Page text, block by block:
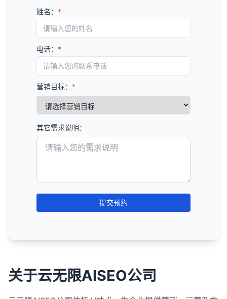
SEO视图，并制定更有效的优化策略。
更新和优化现有内容，提高质量和相关性。
填补内容差距，满足未被满足的用户需求。
改进内容结构和格式，提高可读性和用户体验。
B. 技术SEO策略
修复爬行错误和索引问题。
优化页面速度和Core Web Vitals。
优化网站架构和内部链接。
实施结构化数据。
C. 链接建设策略
修复损坏的链接。
监控和管理链接概况。
改善页面设计和布局。
改进内容可读性和格式。
优化转化路径和号召性用语。
名。
常用的SEO关键词研究工具
量和竞争度数据。
SEMrush：全面的SEO工具，提供关键词研究、
竞争分析等功能。
Ahrefs：强大的关键词研究和链接分析工具。
Moz Keyword Explorer
：提供关键词难度和机会
KeywordTool.io：从多个来源获取关键词建议。
AnswerThePublic：专注于问题型关键词和长尾
总结来说，使用SEO工具进行关键词研究是一个系统
排序，以及持续监控和优化。通过有效地使用SEO工
landscape，并制定数据驱动的关键词策略，从而提
高网站的搜索可见度和有机流量。
如服务器错误、重定向链、重复内容等。
按影响范围排序：
优先修复影响大量页面的问题。
如全局的元描述模板问题、图片优化问题等。
按修复难度排序：
可以先解决一些容易修复但影响较大的问题。
创建修复计划：
制定详细的修复计划和时间表。
分配责任人和资源。
设置检查点和验证步骤。
使用Google Search Console等工具监控技术问
题。
监控关键技术指标的变化，如页面速度、Core
总结来说，使用SEO工具进行网站技术审计是一个系
统性的过程，它涉及选择合适的工具、配置审计设
置、运行审计、分析报告、优先级排序和修复问题，
监控新链接：
设置新链接通知，及时了解新获得的链接。
分析新链接的质量和相关性。
监控丢失的链接：
监控丢失的链接，了解为什么链接被移除。
尝试恢复重要的丢失链接。
监控不良链接：
识别可能有害的链接（如来自垃圾网站的链
接）。
使用Google的不自然链接报告工具处理不良链
接。
定期进行外链审计，评估链接概况的健康状况。
调整链接建设策略，以获得更好的结果。
定期监控和分析外链概况。
内容差距分析
识别用户需求但网站尚未覆盖的主题。
分析竞争对手未覆盖的内容机会。
关键词机会分析
识别有搜索量但竞争度较低的关键词。
内容格式机会：
识别未充分利用的内容格式（如视频、信息图
分析不同内容格式的表现。
制定内容更新计划，保持内容新鲜和相关。
优先更新高价值但表现不佳的内容。
内容创建策略：
确定最佳内容格式和结构。
优化现有内容的关键词使用和结构。
改善内容的可读性和用户体验。
比较你和竞争对手的页面速度。
分析他们的Core Web Vitals表现。
移动友好性分析
评估竞争对手的移动友好性。
分析他们的响应式设计和移动用户体验。
结构化数据分析
分析竞争对手的结构化数据实施情况。
识别他们使用的结构化数据类型。
6. 分析竞争对手的用户体验
网站设计分析：
分析他们的品牌一致性和用户界面。
导航和可用性分析：
评估竞争对手的网站导航和可用性。
7. 综合分析和策略制定
姓名： *
电话： *
营销目标： *
其它需求说明：
提交预约
关于云无限AISEO公司